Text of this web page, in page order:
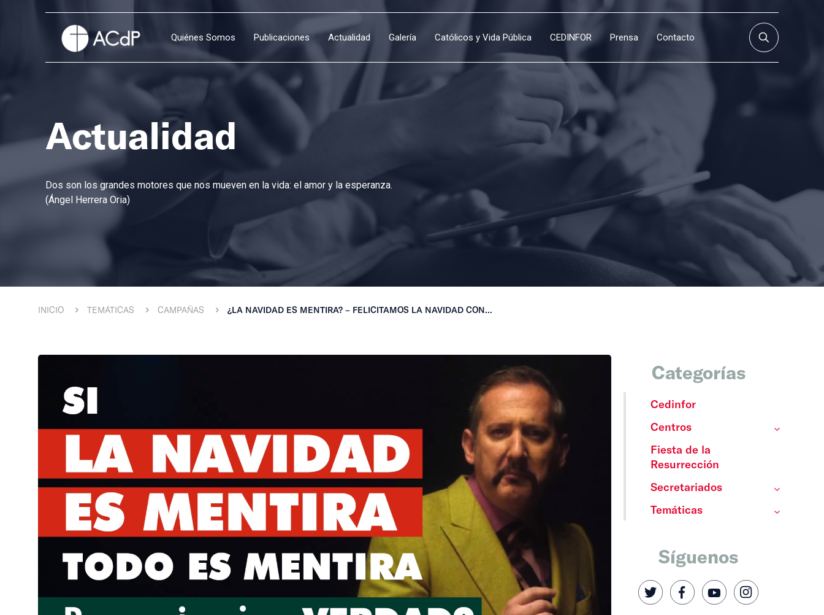
Quiénes Somos Publicaciones Actualidad Galería Católicos y Vida Pública CEDINFOR Prensa Contacto
Actualidad
Dos son los grandes motores que nos mueven en la vida: el amor y la esperanza.
(Ángel Herrera Oria)
INICIO TEMÁTICAS CAMPAÑAS ¿LA NAVIDAD ES MENTIRA? – FELICITAMOS LA NAVIDAD CON...
Categorías
Cedinfor
Centros
Fiesta de la
Resurrección
Secretariados
Temáticas
Síguenos